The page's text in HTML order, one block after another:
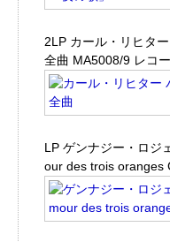
2LP カール・リヒタ
全曲 MA5008/9 レコ
LP ゲンナジー・ロジ
our des trois oranges